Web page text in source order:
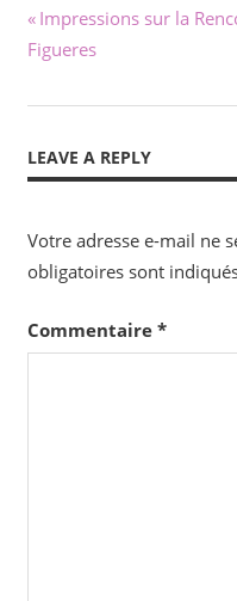
Navigation
de
l’article
Previous
Post:
Impressions sur la
Figueres
LEAVE A REPLY
Votre adresse e-mail ne
obligatoires sont
Commentaire *